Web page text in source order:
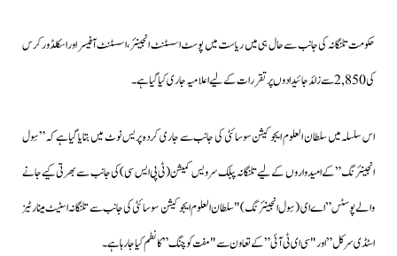
حکومت تلنگانہ کی جانب سے حال ہی میں ریاست میں پوسٹ اسسٹنٹ انجینئر،اسسٹنٹ آفیسر اور اسکلڈورکرس
کی 2,850 سے زائد جائیدادوں پر تقررات کے لیے اعلامیہ جاری کیا گیا ہے۔
اس سلسلہ میں سلطان العلوم ایجوکیشن سوسائٹی کی جانب سے جاری کردہ پریس نوٹ میں بتایا گیا ہے کہ”سِول
انجینئرنگ”کے امیدواروں کے لیے تلنگانہ پبلک سرویس کمیشن(ٹی پی ایس سی) کی جانب سے بھرتی کیے جانے
والے پوسٹس”اے ای (سِول انجینئرنگ) "سلطان العلوم ایجوکیشن سوسائٹی کی جانب سے تلنگانہ اسٹیٹ مینارٹیز
اسٹڈی سرکل” اور "سی ای ٹی آئی” کے تعاون سے "مفت کوچنگ” کا نطم کیا جارہا ہے۔